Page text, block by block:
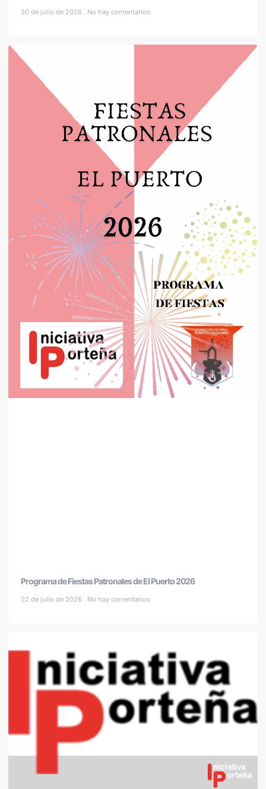
30 de julio de 2026 No hay comentarios
Programa de Fiestas Patronales de El Puerto 2026
22 de julio de 2026 No hay comentarios